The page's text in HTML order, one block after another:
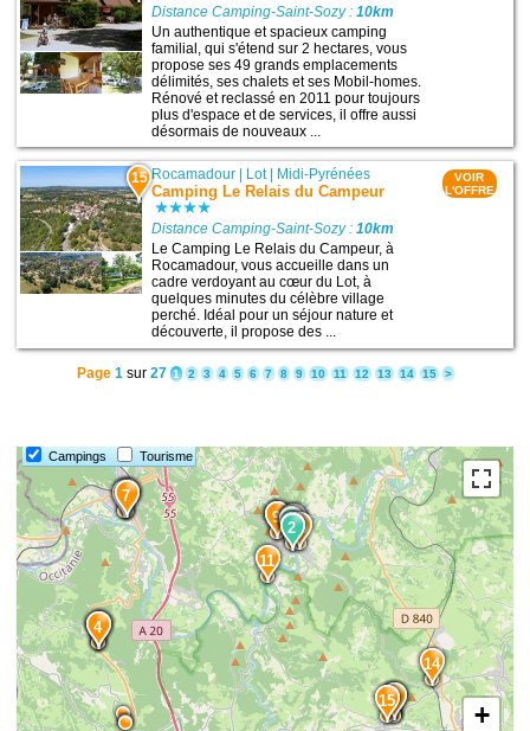
Distance Camping-Saint-Sozy :10km
Un authentique et spacieux camping
familial, qui s'étend sur 2 hectares, vous
propose ses 49 grands emplacements
délimités, ses chalets et ses Mobil-homes.
Rénové et reclassé en 2011 pour toujours
plus d'espace et de services, il offre aussi
désormais de nouveaux ...
15 Rocamadour Lot| Midi-Pyrénées
Camping Le Relais du Campeur
Distance Camping-Saint-Sozy :10km
Le Camping Le Relais du Campeur, à
Rocamadour, vous accueille dans un
cadre verdoyant au cœur du Lot, à
quelques minutes du célèbre village
perché. Idéal pour un séjour nature et
découverte, il propose des ...
VOIR
L'OFFRE
Page 1 sur 27 1 2 3 4 5 6 7 8 9 10 11 12 13 14 15 >
Campings Tourisme
15
14
13
12
11
10
9
8
7
6
5
4
3
2
1
3
2
1
+